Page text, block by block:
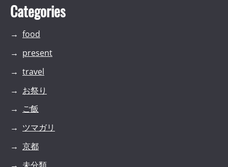
Categories
food
present
travel
お祭り
ご飯
ツマガリ
京都